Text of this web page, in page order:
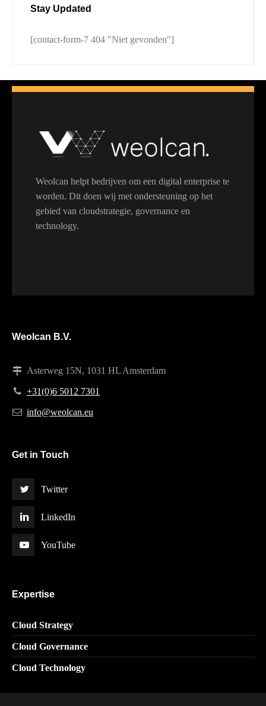
Stay Updated
[contact-form-7 404 "Niet gevonden"]
Weolcan helpt bedrijven om een digital enterprise te
worden. Dit doen wij met ondersteuning op het
gebied van cloudstrategie, governance en
technology.
Weolcan B.V.
Asterweg 15N, 1031 HL Amsterdam
+31(0)6 5012 7301
info@weolcan.eu
Get in Touch
Twitter
LinkedIn
YouTube
Expertise
Cloud Strategy
Cloud Governance
Cloud Technology